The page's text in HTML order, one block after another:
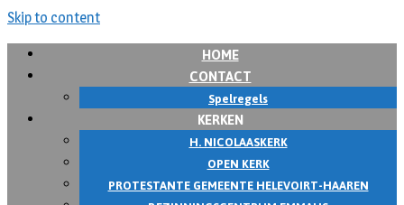
Skip to content
HOME
CONTACT
Spelregels
KERKEN
H. NICOLAASKERK
OPEN KERK
PROTESTANTE GEMEENTE HELEVOIRT-HAAREN